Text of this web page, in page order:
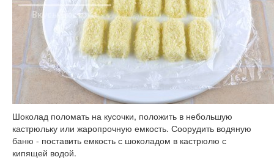
Шоколад поломать на кусочки, положить в небольшую
кастрюльку или жаропрочную емкость. Соорудить водяную
баню - поставить емкость с шоколадом в кастрюлю с
кипящей водой.